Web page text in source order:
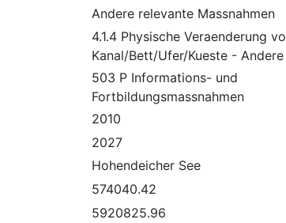
Andere relevante Massnahmen
4.1.4 Physische Veraenderung
Kanal/Bett/Ufer/Kueste - Andere
503 P Informations- und
Fortbildungsmassnahmen
2010
2027
Hohendeicher See
574040.42
5920825.96